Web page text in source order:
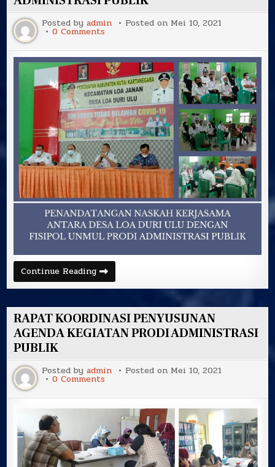
ADMINISTRASI
PUBLIK
Posted byadmin Posted on Mei 10, 2021
0 Comments
NASKAH
KERJA
SAMA
ANTARA
DESA
LOA
DURI
ULU
DENGAN
FISIPOL
UNMUL
PRODI
ADMINISTRASI
PUBLIK
Continue ReadingPENANDATANGANAN
NASKAH
KERJA
ANTARA
DESA
LOA
DURI
ULU
FISIPOL
UNMUL
PRODI
ADMINISTRASI
RAPAT KOORDINASI PENYUSUNAN
AGENDA KEGIATAN PRODI ADMINISTRASI
PUBLIK
Posted byadmin Posted on Mei 10, 2021
0 Comments
KOORDINASI
AGENDA
KEGIATAN
PRODI
ADMINISTRASI
PUBLIK